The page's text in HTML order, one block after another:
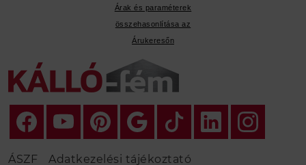
Árak és paraméterek
összehasonlítása az
Árukeresőn
ÁSZF Adatkezelési tájékoztató